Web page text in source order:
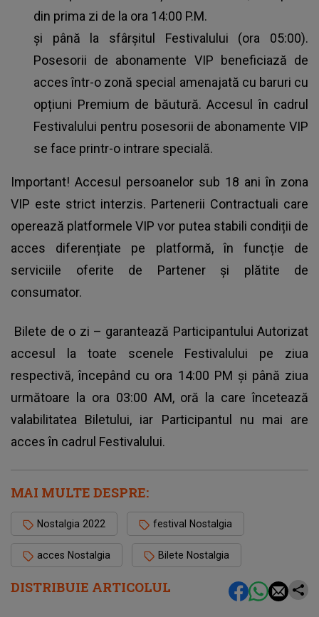
DISTRIBUIE ARTICOLUL
din prima zi de la ora 14:00 P.M.
și până la sfârșitul Festivalului (ora 05:00).
Posesorii de abonamente VIP beneficiază de
acces într-o zonă special amenajată cu baruri cu
opțiuni Premium de băutură. Accesul în cadrul
Festivalului pentru posesorii de abonamente VIP
se face printr-o intrare specială.
Important! Accesul persoanelor sub 18 ani în zona
VIP este strict interzis. Partenerii Contractuali care
operează platformele VIP vor putea stabili condiții de
acces diferențiate pe platformă, în funcție de
serviciile oferite de Partener și plătite de
consumator.
Bilete de o zi – garantează Participantului Autorizat
accesul la toate scenele Festivalului pe ziua
respectivă, începând cu ora 14:00 PM și până ziua
următoare la ora 03:00 AM, oră la care încetează
valabilitatea Biletului, iar Participantul nu mai are
acces în cadrul Festivalului.
MAI MULTE DESPRE:
Nostalgia 2022 festival Nostalgia
acces Nostalgia Bilete Nostalgia